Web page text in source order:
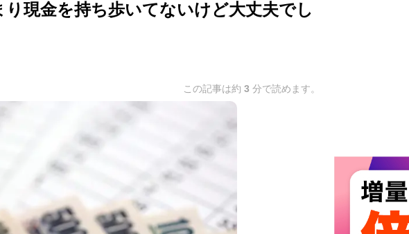
現金を持ち歩いてないけど大丈夫でし
この記事は約 3 分で読めます。